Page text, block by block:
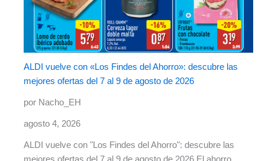
ALDI vuelve con «Los Findes del Ahorro»: descubre las
mejores ofertas del 7 al 9 de agosto de 2026
por Nacho_EH
agosto 4, 2026
ALDI vuelve con "Los Findes del Ahorro": descubre las